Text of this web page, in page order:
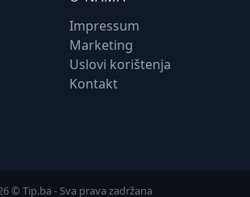
Impressum
Marketing
Uslovi korištenja
Kontakt
© Tip.ba - Sva prava zadržana